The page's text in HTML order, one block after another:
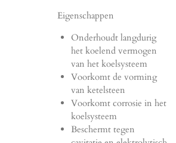
Eigenschappen
Onderhoudt langdurig
het koelend vermogen
van het koelsysteem
Voorkomt de vorming
van ketelsteen
Voorkomt corrosie in het
koelsysteem
Beschermt tegen